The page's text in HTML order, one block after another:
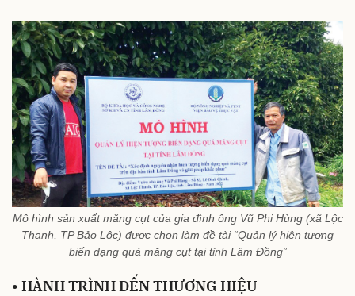
Mô hình sản xuất măng cụt của gia đình ông Vũ Phi Hùng (xã Lộc
Thanh, TP Bảo Lộc) được chọn làm đề tài “Quản lý hiện tượng
biến dạng quả măng cụt tại tỉnh Lâm Đồng”
• HÀNH TRÌNH ĐẾN THƯƠNG HIỆU